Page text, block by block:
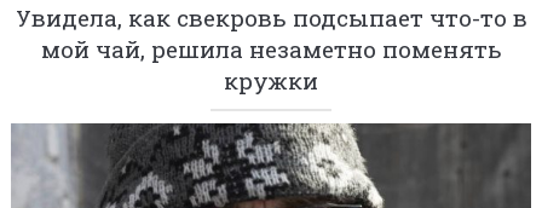
Увидела, как свекровь подсыпает что-то в
мой чай, решила незаметно поменять
кружки